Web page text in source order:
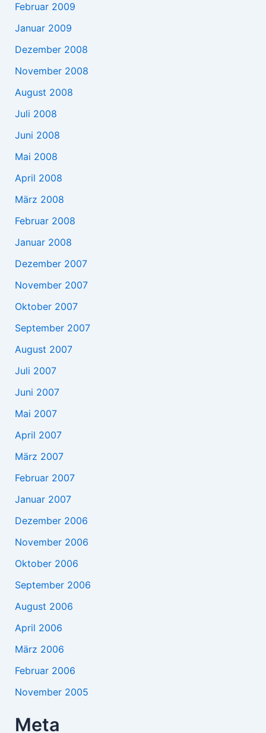
Februar 2009
Januar 2009
Dezember 2008
November 2008
August 2008
Juli 2008
Juni 2008
Mai 2008
April 2008
März 2008
Februar 2008
Januar 2008
Dezember 2007
November 2007
Oktober 2007
September 2007
August 2007
Juli 2007
Juni 2007
Mai 2007
April 2007
März 2007
Februar 2007
Januar 2007
Dezember 2006
November 2006
Oktober 2006
September 2006
August 2006
April 2006
März 2006
Februar 2006
November 2005
Meta